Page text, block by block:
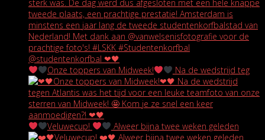
Onze toppers van Midweek! Na de wedstrijd teg
Veluwecup! Alweer bijna twee weken geleden